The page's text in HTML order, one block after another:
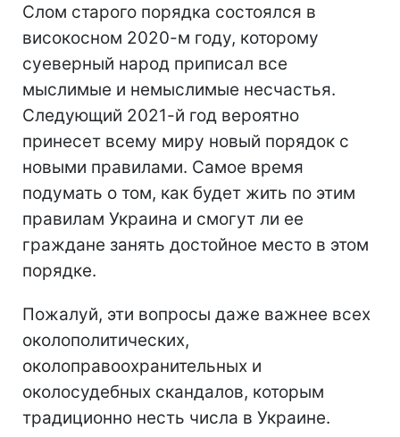
Слом старого порядка состоялся в
високосном 2020-м году, которому
суеверный народ приписал все
мыслимые и немыслимые несчастья.
Следующий 2021-й год вероятно
принесет всему миру новый порядок с
новыми правилами. Самое время
подумать о том, как будет жить по этим
правилам Украина и смогут ли ее
граждане занять достойное место в этом
порядке.
Пожалуй, эти вопросы даже важнее всех
околополитических,
околоправоохранительных и
околосудебных скандалов, которым
традиционно несть числа в Украине.